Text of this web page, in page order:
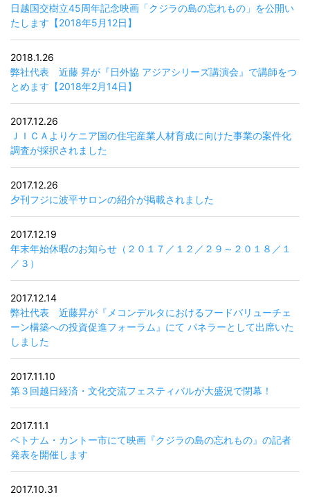
日越国交樹立45周年記念映画「クジラの島の忘れもの」を公開い
たします【2018年5月12日】
2018.1.26
弊社代表 近藤 昇が『日外協 アジアシリーズ講演会』で講師をつ
とめます【2018年2月14日】
2017.12.26
ＪＩＣＡよりケニア国の住宅産業人材育成に向けた事業の案件化
調査が採択されました
2017.12.26
夕刊フジに波平サロンの紹介が掲載されました
2017.12.19
年末年始休暇のお知らせ（２０１７／１２／２９～２０１８／１
／３）
2017.12.14
弊社代表 近藤昇が『メコンデルタにおけるフードバリューチェ
ーン構築への投資促進フォーラム』にて パネラーとして出席いた
しました
2017.11.10
第３回越日経済・文化交流フェスティバルが大盛況で閉幕！
2017.11.1
ベトナム・カントー市にて映画『クジラの島の忘れもの』の記者
発表を開催します
2017.10.31